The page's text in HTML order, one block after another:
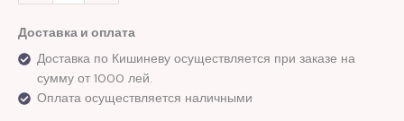
Доставка и оплата
Доставка по Кишиневу осуществляется при заказе на
сумму от 1000 лей.
Оплата осуществляется наличными